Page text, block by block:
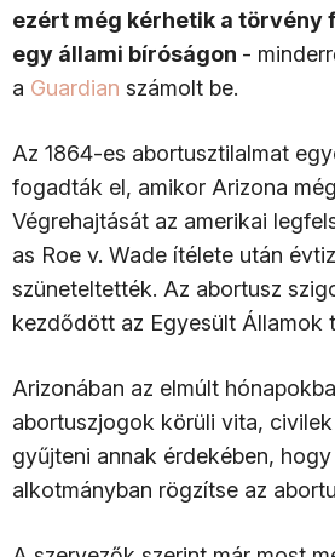
ezért még kérhetik a törvény
egy állami bíróságon -
a Guardian számolt be.
Az 1864-es abortusztilalmat
fogadták el, amikor Arizona
Végrehajtását az amerikai
as Roe v. Wade ítélete után
szüneteltették. Az abortusz
kezdődött az Egyesült Államok
Arizonában az elmúlt
abortuszjogok körüli vita,
gyűjteni annak érdekében, hogy
alkotmányban rögzítse az